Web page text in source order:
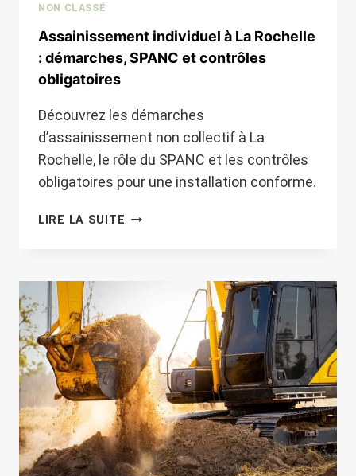
NON CLASSÉ
Assainissement individuel à La Rochelle
: démarches, SPANC et contrôles
obligatoires
Découvrez les démarches
d’assainissement non collectif à La
Rochelle, le rôle du SPANC et les contrôles
obligatoires pour une installation conforme.
LIRE LA SUITE ASSAINISSEMENT
DÉMARCHES,
SPANC
ET
CONTRÔLES
OBLIGATOIRES